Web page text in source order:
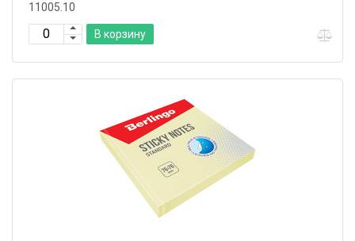
11005.10
В корзину